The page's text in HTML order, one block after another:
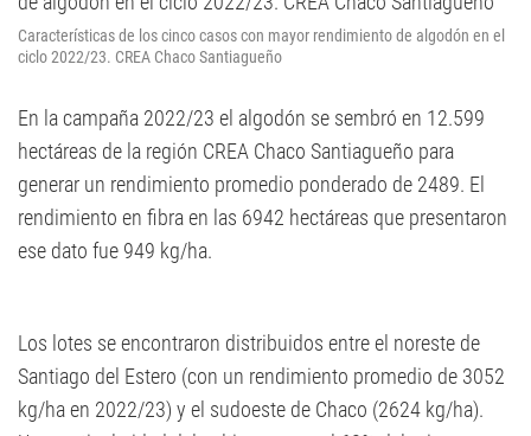
Características de los cinco casos con mayor rendimiento de algodón en el
ciclo 2022/23. CREA Chaco Santiagueño
En la campaña 2022/23 el algodón se sembró en 12.599
hectáreas de la región CREA Chaco Santiagueño para
generar un rendimiento promedio ponderado de 2489. El
rendimiento en fibra en las 6942 hectáreas que presentaron
ese dato fue 949 kg/ha.
Los lotes se encontraron distribuidos entre el noreste de
Santiago del Estero (con un rendimiento promedio de 3052
kg/ha en 2022/23) y el sudoeste de Chaco (2624 kg/ha).